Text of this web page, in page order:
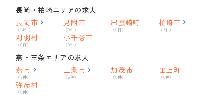
長岡・柏崎エリアの求人
長岡市
（14件）
見附市
（0件）
出雲崎町
（0件）
柏崎市
（3件）
刈羽村
（0件）
小千谷市
（0件）
燕・三条エリアの求人
燕市
（2件）
三条市
（6件）
加茂市
（0件）
田上町
（0件）
弥彦村
（0件）